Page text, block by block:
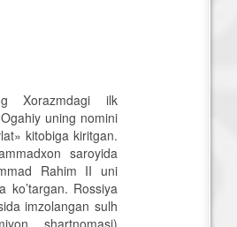
Xorazmdagi ilk
uning nomini
kitobiga kiritgan.
saroyida
Rahim II uni
ko’targan. Rossiya
imzolangan sulh
shartnomasi)